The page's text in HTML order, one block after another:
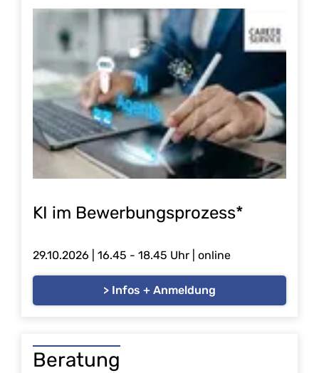
KI im Bewerbungsprozess*
29.10.2026 | 16.45 - 18.45 Uhr | online
> Infos + Anmeldung
Beratung